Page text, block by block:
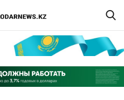
Регистрация